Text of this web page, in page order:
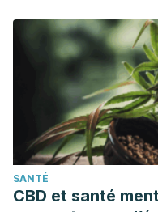
Strawberry as a
Critical
(6), 790-806.
https://
El-Shazly, S. A.,
E., El-Sawy, H. B., &
molecular study on
(Ananas comosus)
and Biotechnology, 27
SANTÉ
CBD et santé